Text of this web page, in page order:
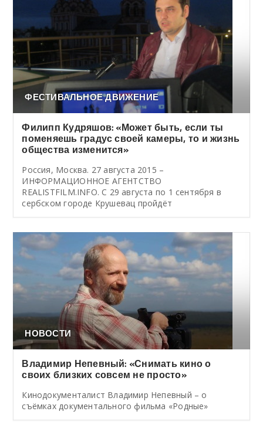
ФЕСТИВАЛЬНОЕ ДВИЖЕНИЕ
Филипп Кудряшов: «Может быть, если ты
поменяешь градус своей камеры, то и жизнь
общества изменится»
Россия, Москва. 27 августа 2015 –
ИНФОРМАЦИОННОЕ АГЕНТСТВО
REALISTFILM.INFO. С 29 августа по 1 сентября в
сербском городе Крушевац пройдёт
НОВОСТИ
Владимир Непевный: «Снимать кино о
своих близких совсем не просто»
Кинодокументалист Владимир Непевный – о
съёмках документального фильма «Родные»